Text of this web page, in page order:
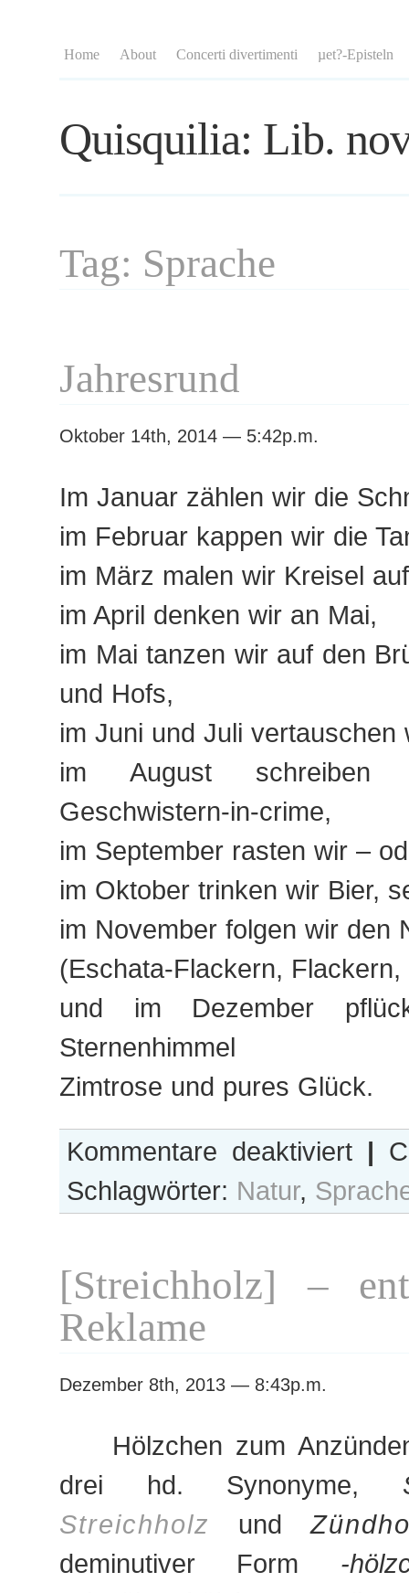
Home About Concerti divertimenti µet?-Episteln
Quisquilia: Lib.
Tag: Sprache
Jahresrund
Oktober 14th, 2014 — 5:42p.m.
Im Januar zählen wir die
im Februar kappen wir die
im März malen wir Kreisel
im April denken wir an Mai,
im Mai tanzen wir auf den
und Hofs,
im Juni und Juli vertauschen
im August schreiben
Geschwistern-in-crime,
im September rasten wir –
im Oktober trinken wir Bier,
im November folgen wir den
(Eschata-Flackern, Flackern,
und im Dezember
Sternenhimmel
Zimtrose und pures Glück.
Kommentare deaktiviertJahresrund
|
Schlagwörter: Natur,
[Streichholz] –
Reklame
Dezember 8th, 2013 — 8:43p.m.
Hölzchen zum
drei hd. Synonyme,
Streichholz und
deminutiver Form -